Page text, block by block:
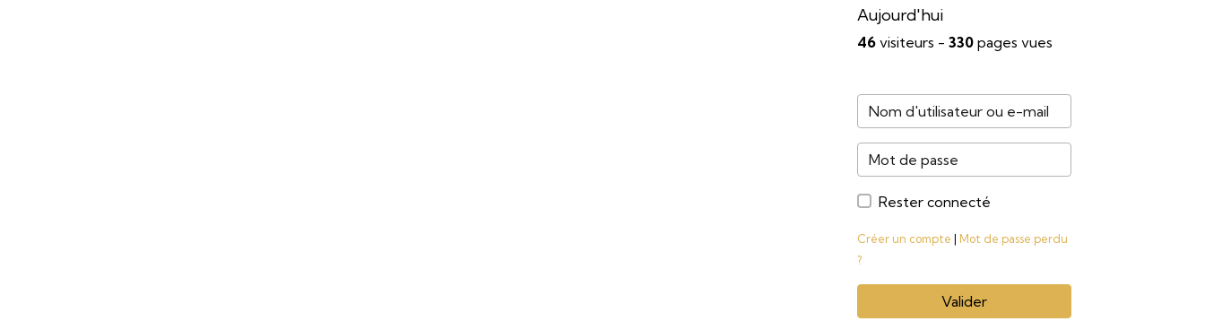
Aujourd'hui
46visiteurs - 330pages vues
Rester connecté
Créer un compte | Mot de passe perdu
?
Valider